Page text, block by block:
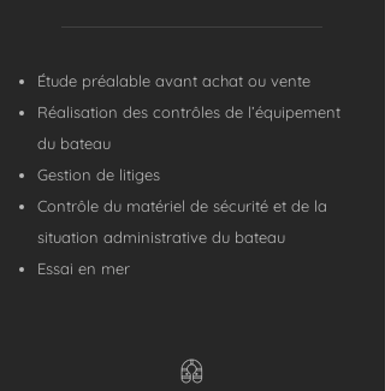
Étude préalable avant achat ou vente
Réalisation des contrôles de l’équipement
du bateau
Gestion de litiges
Contrôle du matériel de sécurité et de la
situation administrative du bateau
Essai en mer